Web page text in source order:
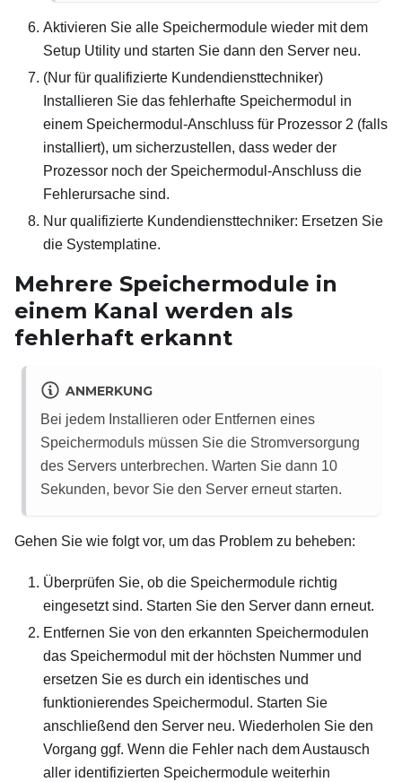
Aktivieren Sie alle Speichermodule wieder mit dem
Setup Utility und starten Sie dann den Server neu.
(Nur für qualifizierte Kundendiensttechniker)
Installieren Sie das fehlerhafte Speichermodul in
einem Speichermodul-Anschluss für Prozessor 2 (falls
installiert), um sicherzustellen, dass weder der
Prozessor noch der Speichermodul-Anschluss die
Fehlerursache sind.
Nur qualifizierte Kundendiensttechniker: Ersetzen Sie
die Systemplatine.
Mehrere Speichermodule in
einem Kanal werden als
fehlerhaft erkannt
ANMERKUNG
Bei jedem Installieren oder Entfernen eines
Speichermoduls müssen Sie die Stromversorgung
des Servers unterbrechen. Warten Sie dann 10
Sekunden, bevor Sie den Server erneut starten.
Gehen Sie wie folgt vor, um das Problem zu beheben:
Überprüfen Sie, ob die Speichermodule richtig
eingesetzt sind. Starten Sie den Server dann erneut.
Entfernen Sie von den erkannten Speichermodulen
das Speichermodul mit der höchsten Nummer und
ersetzen Sie es durch ein identisches und
funktionierendes Speichermodul. Starten Sie
anschließend den Server neu. Wiederholen Sie den
Vorgang ggf. Wenn die Fehler nach dem Austausch
aller identifizierten Speichermodule weiterhin